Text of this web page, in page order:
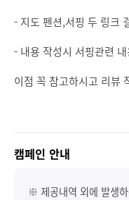
- 지도 펜션,서핑 두 링크
- 내용 작성시 서핑관련
이점 꼭 참고하시고 리뷰
캠페인 안내
※ 제공내역 외에 발생